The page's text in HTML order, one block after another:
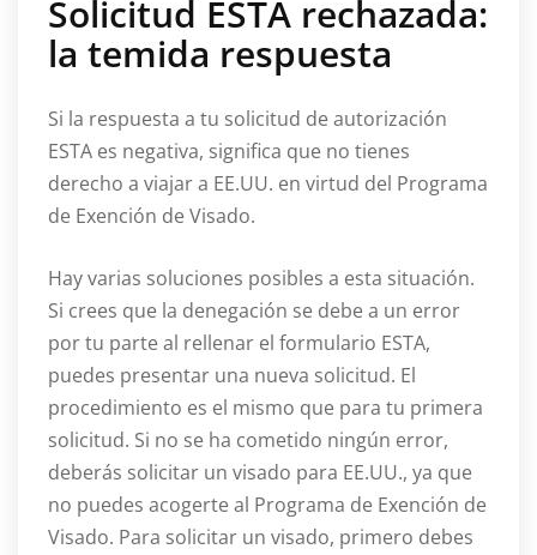
Solicitud ESTA rechazada:
la temida respuesta
Si la respuesta a tu solicitud de autorización
ESTA es negativa, significa que no tienes
derecho a viajar a EE.UU. en virtud del Programa
de Exención de Visado.
Hay varias soluciones posibles a esta situación.
Si crees que la denegación se debe a un error
por tu parte al rellenar el formulario ESTA,
puedes presentar una nueva solicitud. El
procedimiento es el mismo que para tu primera
solicitud. Si no se ha cometido ningún error,
deberás solicitar un visado para EE.UU., ya que
no puedes acogerte al Programa de Exención de
Visado. Para solicitar un visado, primero debes